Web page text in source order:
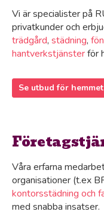
Vi är specialister på
privatkunder och
trädgård, städning,
hantverkstjänsterför
Se utbud för hemmet
Våra erfarna
organisationer (t.ex
kontorsstädning och
med snabba insatser.